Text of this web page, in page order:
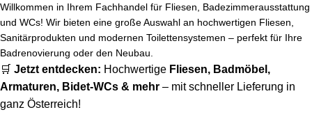
Willkommen in Ihrem Fachhandel für Fliesen, Badezimmerausstattung
und WCs! Wir bieten eine große Auswahl an hochwertigen Fliesen,
Sanitärprodukten und modernen Toilettensystemen – perfekt für Ihre
Badrenovierung oder den Neubau.
🛒 Jetzt entdecken: Hochwertige Fliesen, Badmöbel ,
Armaturen, Bidet-WCs & mehr – mit schneller Lieferung in
ganz Österreich!